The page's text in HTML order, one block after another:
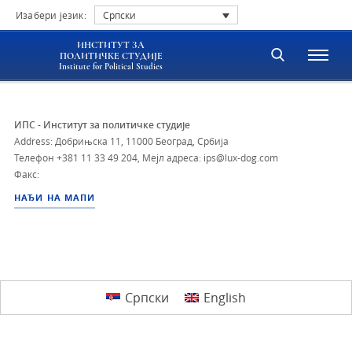
Изабери језик: Српски
ИНСТИТУТ ЗА
ПОЛИТИЧКЕ СТУДИЈЕ
Institute for Political Studies
ИПС - Институт за политичке студије
Address: Добрињска 11, 11000 Београд, Србија
Телефон +381 11 33 49 204 Мејл адреса: ips@lux-dog.com
Факс:
НАЂИ НА МАПИ
Српски English